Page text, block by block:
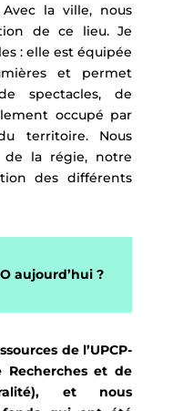
la ville, nous
de ce lieu. Je
: elle est équipée
et permet
spectacles, de
occupé par
territoire. Nous
de la régie, notre
des différents
aujourd’hui ?
de l’UPCP-
Recherches et de
et nous